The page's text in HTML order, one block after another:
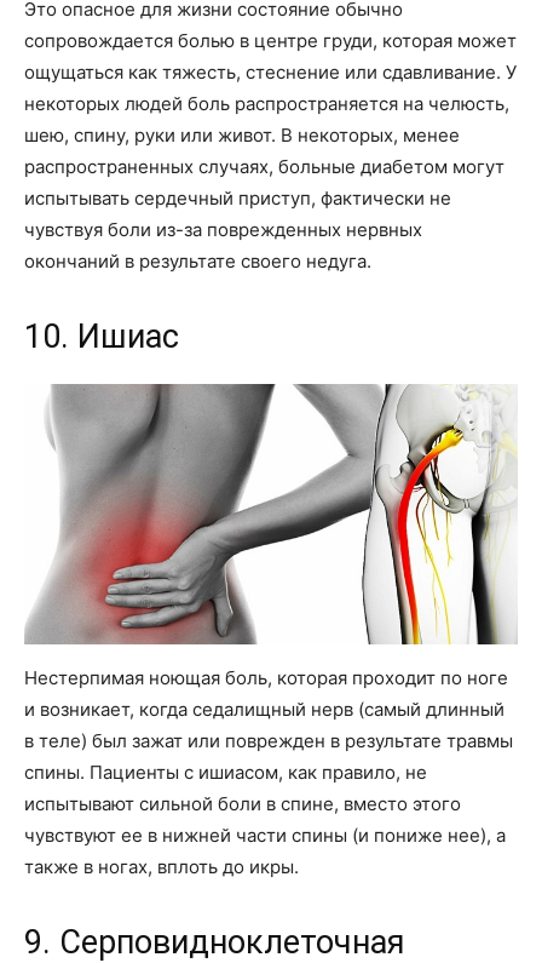
Это опасное для жизни состояние обычно
сопровождается болью в центре груди, которая может
ощущаться как тяжесть, стеснение или сдавливание. У
некоторых людей боль распространяется на челюсть,
шею, спину, руки или живот. В некоторых, менее
распространенных случаях, больные диабетом могут
испытывать сердечный приступ, фактически не
чувствуя боли из-за поврежденных нервных
окончаний в результате своего недуга.
10. Ишиас
Нестерпимая ноющая боль, которая проходит по ноге
и возникает, когда седалищный нерв (самый длинный
в теле) был зажат или поврежден в результате травмы
спины. Пациенты с ишиасом, как правило, не
испытывают сильной боли в спине, вместо этого
чувствуют ее в нижней части спины (и пониже нее), а
также в ногах, вплоть до икры.
9. Серповидноклеточная